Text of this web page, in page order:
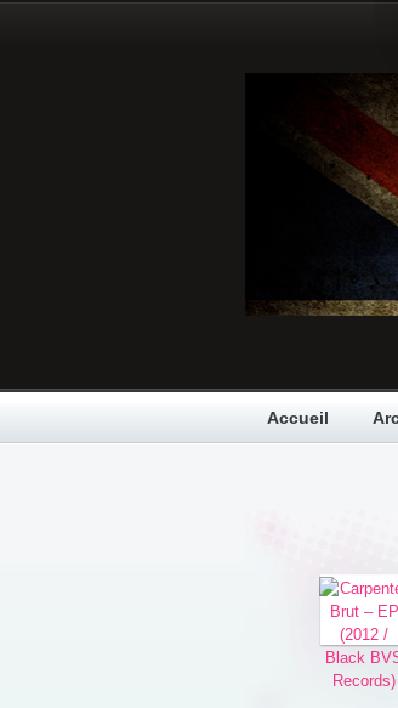
Accueil